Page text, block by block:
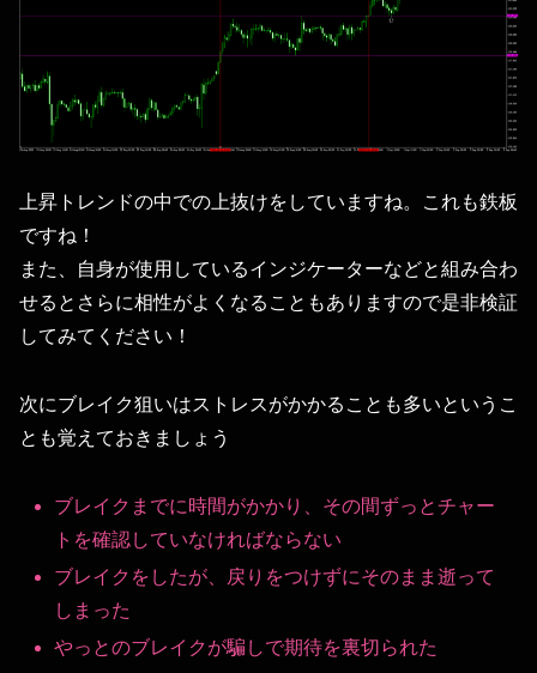
上昇トレンドの中での上抜けをしていますね。これも鉄板
ですね！
また、自身が使用しているインジケーターなどと組み合わ
せるとさらに相性がよくなることもありますので是非検証
してみてください！
次にブレイク狙いはストレスがかかることも多いというこ
とも覚えておきましょう
ブレイクまでに時間がかかり、その間ずっとチャー
トを確認していなければならない
ブレイクをしたが、戻りをつけずにそのまま逝って
しまった
やっとのブレイクが騙しで期待を裏切られた